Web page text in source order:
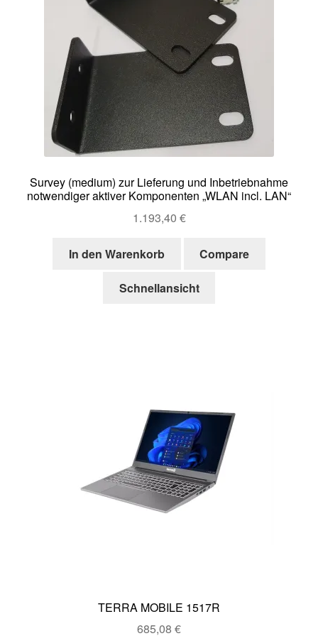
Survey (medium) zur Lieferung und Inbetriebnahme
notwendiger aktiver Komponenten „WLAN incl. LAN“
1.193,40 €
In den Warenkorb Compare
Schnellansicht
TERRA MOBILE 1517R
685,08 €